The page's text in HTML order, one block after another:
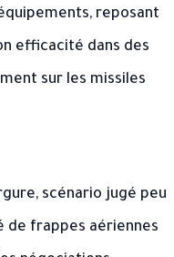
reposant
efficacité dans des
sur les missiles
scénario jugé peu
de frappes aériennes